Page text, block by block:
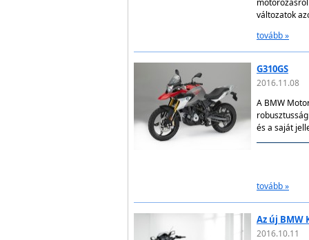
változatok
tovább »
G310GS
2016.11.08
A BMW
és a saját
tovább »
Az új BMW
2016.10.11